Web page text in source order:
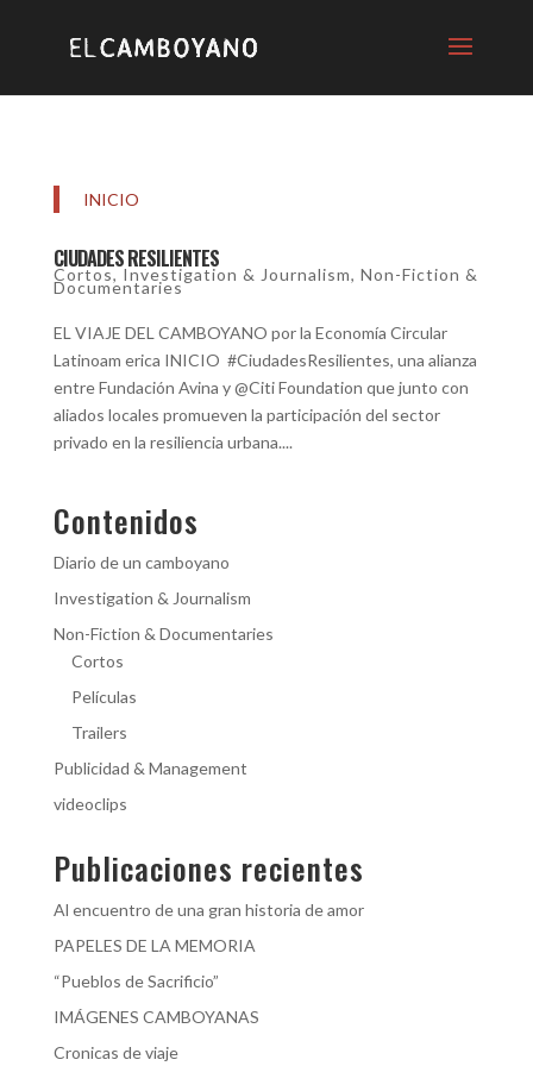
INICIO
CIUDADES RESILIENTES
Cortos, Investigation & Journalism, Non-Fiction &
Documentaries
EL VIAJE DEL CAMBOYANO por la Economía Circular
Latinoam erica INICIO #CiudadesResilientes, una alianza
entre Fundación Avina y @Citi Foundation que junto con
aliados locales promueven la participación del sector
privado en la resiliencia urbana....
Contenidos
Diario de un camboyano
Investigation & Journalism
Non-Fiction & Documentaries
Cortos
Películas
Trailers
Publicidad & Management
videoclips
Publicaciones recientes
Al encuentro de una gran historia de amor
PAPELES DE LA MEMORIA
“Pueblos de Sacrificio”
IMÁGENES CAMBOYANAS
Cronicas de viaje